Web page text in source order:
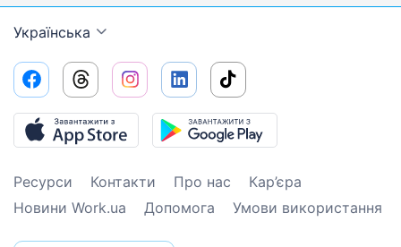
Українська
Ресурси Контакти Про нас
Кар’єра
Новини Work.ua
Допомога Умови використання